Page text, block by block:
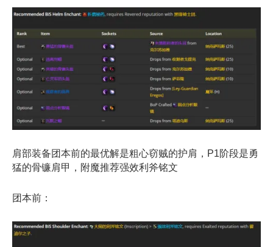
肩部装备团本前的最优解是粗心窃贼的护肩，P1阶段是勇
猛的骨镰肩甲，附魔推荐强效利斧铭文
团本前：